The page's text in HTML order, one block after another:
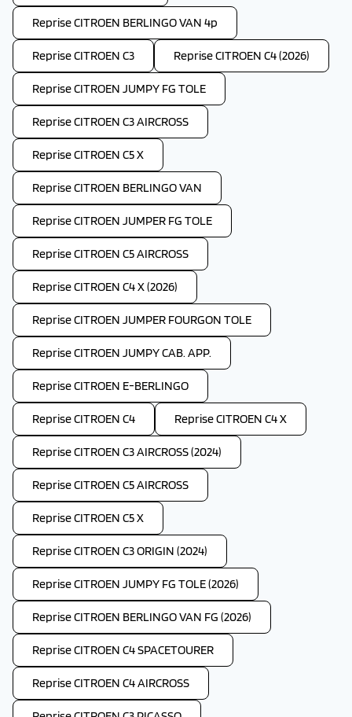
Reprise CITROEN BERLINGO VAN 4p
Reprise CITROEN C3 Reprise CITROEN C4 (2026)
Reprise CITROEN JUMPY FG TOLE
Reprise CITROEN C3 AIRCROSS
Reprise CITROEN C5 X
Reprise CITROEN BERLINGO VAN
Reprise CITROEN JUMPER FG TOLE
Reprise CITROEN C5 AIRCROSS
Reprise CITROEN C4 X (2026)
Reprise CITROEN JUMPER FOURGON TOLE
Reprise CITROEN JUMPY CAB. APP.
Reprise CITROEN E-BERLINGO
Reprise CITROEN C4 Reprise CITROEN C4 X
Reprise CITROEN C3 AIRCROSS (2024)
Reprise CITROEN C5 AIRCROSS
Reprise CITROEN C5 X
Reprise CITROEN C3 ORIGIN (2024)
Reprise CITROEN JUMPY FG TOLE (2026)
Reprise CITROEN BERLINGO VAN FG (2026)
Reprise CITROEN C4 SPACETOURER
Reprise CITROEN C4 AIRCROSS